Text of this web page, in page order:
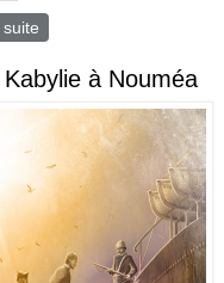
à Nouméa